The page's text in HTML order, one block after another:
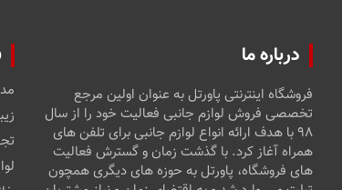
درباره ما
فروشگاه اینترنتی پاورتل به عنوان اولین مرجع
تخصصی فروش لوازم جانبی فعالیت خود را از سال
۹۸ با هدف ارائه انواع لوازم جانبی برای تلفن های
همراه آغاز کرد. با گذشت زمان و گسترش فعالیت
های فروشگاه، پاورتل به حوزه های دیگری همچون